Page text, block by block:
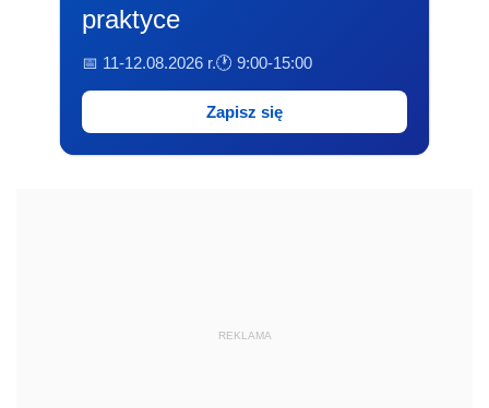
praktyce
📅 11-12.08.2026 r.🕐 9:00-15:00
Zapisz się
REKLAMA